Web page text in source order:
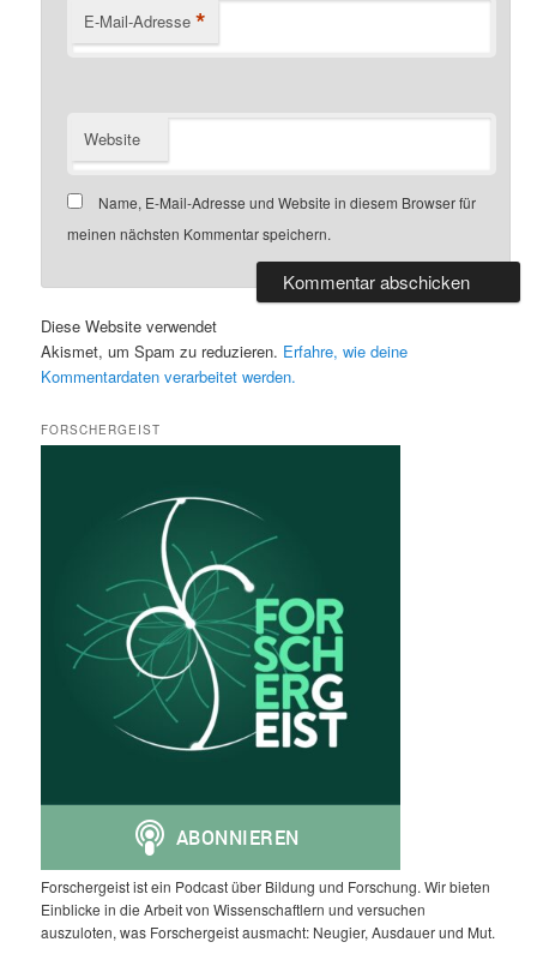
E-Mail-Adresse *
Website
Name, E-Mail-Adresse und Website in diesem Browser für
meinen nächsten Kommentar speichern.
Diese Website verwendet
Akismet, um Spam zu reduzieren. Erfahre, wie deine
Kommentardaten verarbeitet werden.
FORSCHERGEIST
Forschergeist ist ein Podcast über Bildung und Forschung. Wir bieten
Einblicke in die Arbeit von Wissenschaftlern und versuchen
auszuloten, was Forschergeist ausmacht: Neugier, Ausdauer und Mut.